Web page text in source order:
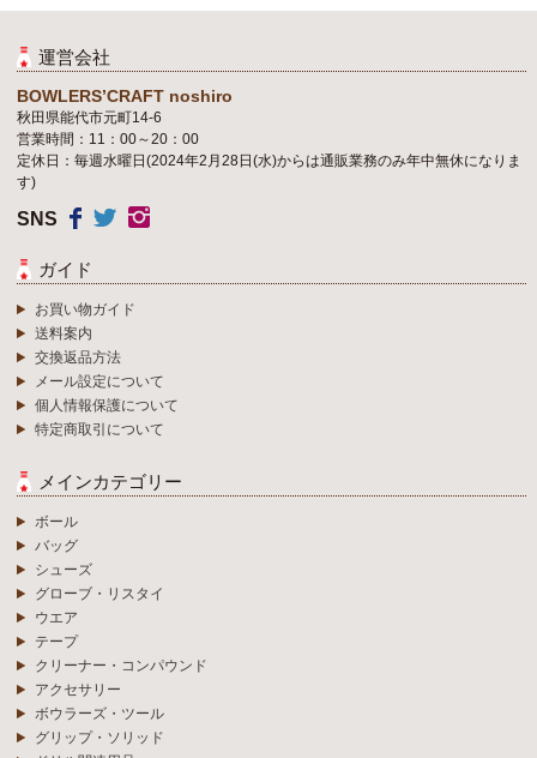
運営会社
BOWLERS’CRAFT noshiro
秋田県能代市元町14-6
営業時間：11：00～20：00
定休日：毎週水曜日(2024年2月28日(水)からは通販業務のみ年中無休になりま
す)
SNS
ガイド
お買い物ガイド
送料案内
交換返品方法
メール設定について
個人情報保護について
特定商取引について
メインカテゴリー
ボール
バッグ
シューズ
グローブ・リスタイ
ウエア
テープ
クリーナー・コンパウンド
アクセサリー
ボウラーズ・ツール
グリップ・ソリッド